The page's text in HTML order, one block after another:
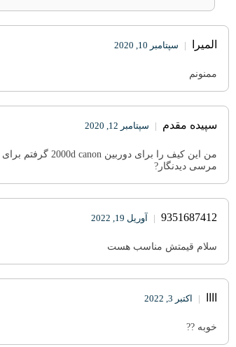
المیرا | سپتامبر 10, 2020
ممنونم
سپيده مقدم | سپتامبر 12, 2020
من این کیف را برای دوربین 2000d canon گرفتم برای این دوربین با لنز 18-55 بزرگه کیفیت خوبی داره واقعا ازش راضيم،
مرسى ديدنگار?
9351687412
| آوریل 19, 2022
سلام قیمتش مناسب هست
| اکتبر 3, 2022
خوبه ??